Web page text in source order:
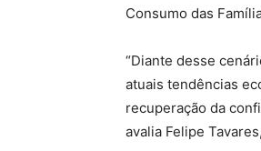
Consumo das
“Diante desse
atuais tendências
recuperação da
avalia Felipe